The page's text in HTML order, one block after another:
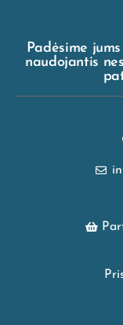
Padėsime
naudojantis